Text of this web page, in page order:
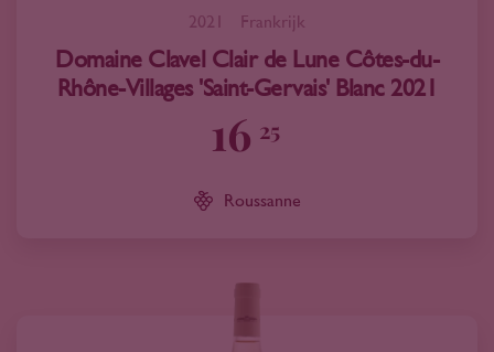
2021 Frankrijk
Domaine Clavel Clair de Lune Côtes-du-
Rhône-Villages 'Saint-Gervais' Blanc 2021
16 25
Roussanne